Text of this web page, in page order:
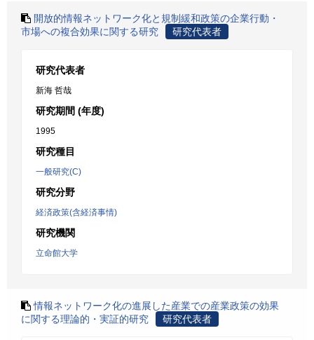
開放的情報ネットワーク化と規制緩和政策の企業行動・
市場への複合効果に関する研究
研究代表者
研究代表者
新海 哲哉
研究期間 (年度)
1995
研究種目
一般研究(C)
研究分野
経済政策(含経済事情)
研究機関
立命館大学
情報ネットワーク化の進展した産業での産業政策の効果
に関する理論的・実証的研究
研究代表者